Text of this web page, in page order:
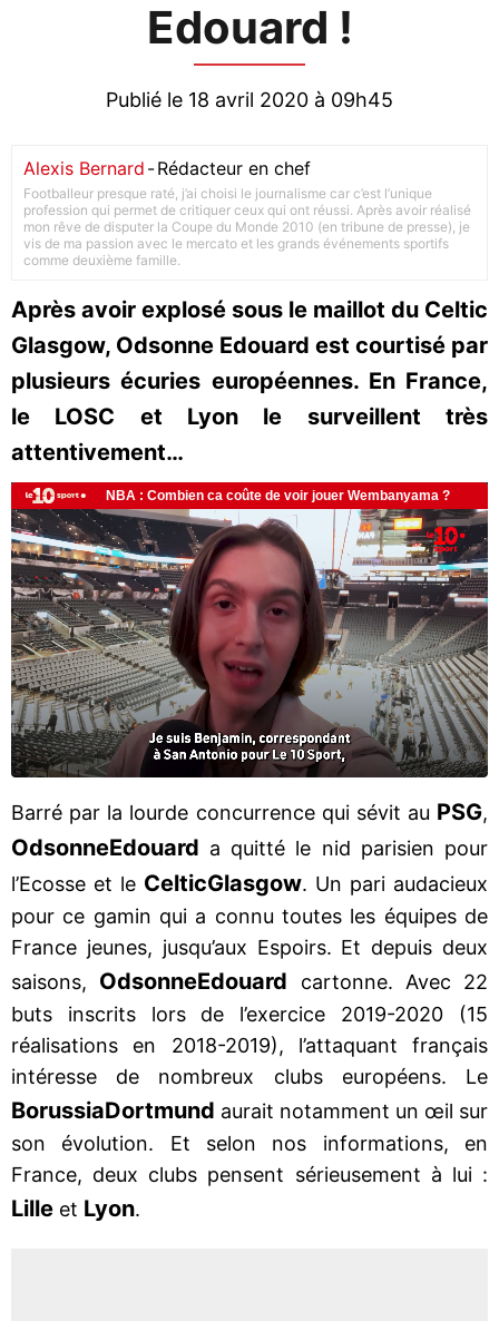
Edouard !
Publié le 18 avril 2020 à 09h45
Alexis Bernard -Rédacteur en chef
Footballeur presque raté, j’ai choisi le journalisme car c’est l’unique
profession qui permet de critiquer ceux qui ont réussi. Après avoir réalisé
mon rêve de disputer la Coupe du Monde 2010 (en tribune de presse), je
vis de ma passion avec le mercato et les grands événements sportifs
comme deuxième famille.
Après avoir explosé sous le maillot du Celtic
Glasgow, Odsonne Edouard est courtisé par
plusieurs écuries européennes. En France,
le LOSC et Lyon le surveillent très
attentivement…
Barré par la lourde concurrence qui sévit au PSG,
OdsonneEdouard a quitté le nid parisien pour
l’Ecosse et le CelticGlasgow. Un pari audacieux
pour ce gamin qui a connu toutes les équipes de
France jeunes, jusqu’aux Espoirs. Et depuis deux
saisons, OdsonneEdouard cartonne. Avec 22
buts inscrits lors de l’exercice 2019-2020 (15
réalisations en 2018-2019), l’attaquant français
intéresse de nombreux clubs européens. Le
BorussiaDortmund aurait notamment un œil sur
son évolution. Et selon nos informations, en
France, deux clubs pensent sérieusement à lui :
Lille et Lyon.